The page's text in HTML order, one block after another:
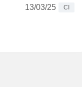
13/03/25
CI